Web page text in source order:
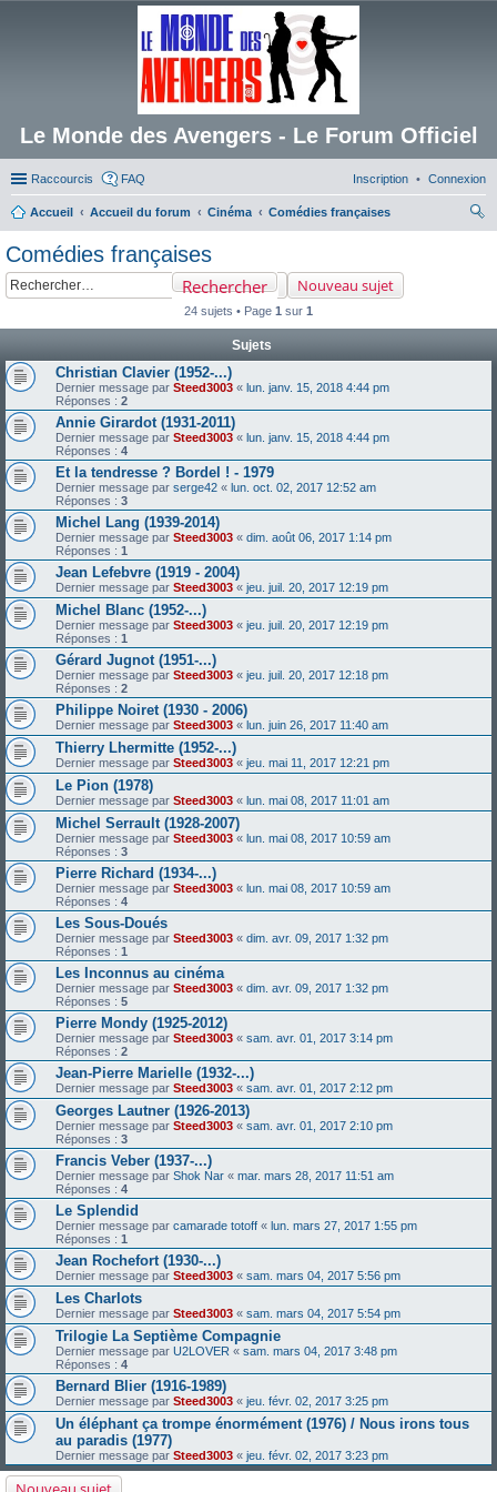
Le Monde des Avengers - Le Forum Officiel
Raccourcis FAQ Connexion
Inscription
Accueil Accueil du forum Cinéma
Comédies françaises
Comédies françaises
Nouveau sujet
Rechercher
24 sujets • Page 1 sur 1
Sujets
Christian Clavier (1952-...)
Dernier message par Steed3003 « lun. janv. 15, 2018 4:44 pm
Réponses : 2
Annie Girardot (1931-2011)
Dernier message par Steed3003 « lun. janv. 15, 2018 4:44 pm
Réponses : 4
Et la tendresse ? Bordel ! - 1979
Dernier message par serge42 « lun. oct. 02, 2017 12:52 am
Réponses : 3
Michel Lang (1939-2014)
Dernier message par Steed3003 « dim. août 06, 2017 1:14 pm
Réponses : 1
Jean Lefebvre (1919 - 2004)
Dernier message par Steed3003 « jeu. juil. 20, 2017 12:19 pm
Michel Blanc (1952-...)
Dernier message par Steed3003 « jeu. juil. 20, 2017 12:19 pm
Réponses : 1
Gérard Jugnot (1951-...)
Dernier message par Steed3003 « jeu. juil. 20, 2017 12:18 pm
Réponses : 2
Philippe Noiret (1930 - 2006)
Dernier message par Steed3003 « lun. juin 26, 2017 11:40 am
Thierry Lhermitte (1952-...)
Dernier message par Steed3003 « jeu. mai 11, 2017 12:21 pm
Le Pion (1978)
Dernier message par Steed3003 « lun. mai 08, 2017 11:01 am
Michel Serrault (1928-2007)
Dernier message par Steed3003 « lun. mai 08, 2017 10:59 am
Réponses : 3
Pierre Richard (1934-...)
Dernier message par Steed3003 « lun. mai 08, 2017 10:59 am
Réponses : 4
Les Sous-Doués
Dernier message par Steed3003 « dim. avr. 09, 2017 1:32 pm
Réponses : 1
Les Inconnus au cinéma
Dernier message par Steed3003 « dim. avr. 09, 2017 1:32 pm
Réponses : 5
Pierre Mondy (1925-2012)
Dernier message par Steed3003 « sam. avr. 01, 2017 3:14 pm
Réponses : 2
Jean-Pierre Marielle (1932-...)
Dernier message par Steed3003 « sam. avr. 01, 2017 2:12 pm
Georges Lautner (1926-2013)
Dernier message par Steed3003 « sam. avr. 01, 2017 2:10 pm
Réponses : 3
Francis Veber (1937-...)
Dernier message par Shok Nar « mar. mars 28, 2017 11:51 am
Réponses : 4
Le Splendid
Dernier message par camarade totoff « lun. mars 27, 2017 1:55 pm
Réponses : 1
Jean Rochefort (1930-...)
Dernier message par Steed3003 « sam. mars 04, 2017 5:56 pm
Les Charlots
Dernier message par Steed3003 « sam. mars 04, 2017 5:54 pm
Trilogie La Septième Compagnie
Dernier message par U2LOVER « sam. mars 04, 2017 3:48 pm
Réponses : 4
Bernard Blier (1916-1989)
Dernier message par Steed3003 « jeu. févr. 02, 2017 3:25 pm
Un éléphant ça trompe énormément (1976) / Nous irons tous
au paradis (1977)
Dernier message par Steed3003 « jeu. févr. 02, 2017 3:23 pm